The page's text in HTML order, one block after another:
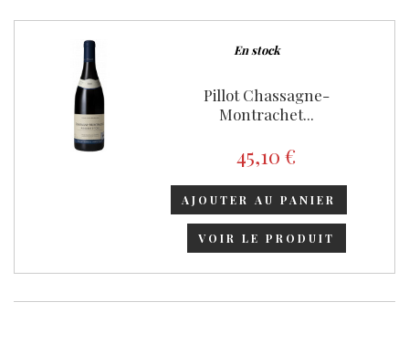
En stock
Pillot Chassagne-
Montrachet...
45,10 €
AJOUTER AU PANIER
VOIR LE PRODUIT